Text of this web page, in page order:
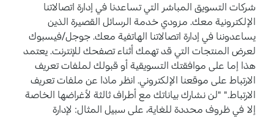
شركات التسويق المباشر التي تساعدنا في إدارة اتصالاتنا
الإلكترونية معك. مزودي خدمة الرسائل القصيرة الذين
يساعدوننا في إدارة اتصالاتنا الهاتفية معك. جوجل/فيسبوك
لعرض المنتجات التي قد تهمك أثناء تصفحك للإنترنت. يعتمد
هذا إما على موافقتك التسويقية أو قبولك لملفات تعريف
الارتباط على موقعنا الإلكتروني. انظر ماذا عن ملفات تعريف
الارتباط." "لن نشارك بياناتك مع أطراف ثالثة لأغراضها الخاصة
إلا في ظروف محددة للغاية، على سبيل المثال: لإدارة